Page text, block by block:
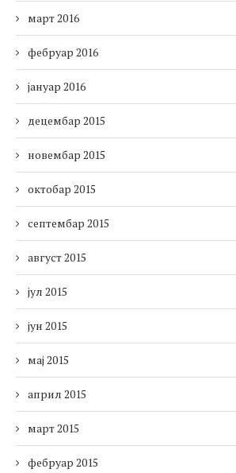
март 2016
фебруар 2016
јануар 2016
децембар 2015
новембар 2015
октобар 2015
септембар 2015
август 2015
јул 2015
јун 2015
мај 2015
април 2015
март 2015
фебруар 2015